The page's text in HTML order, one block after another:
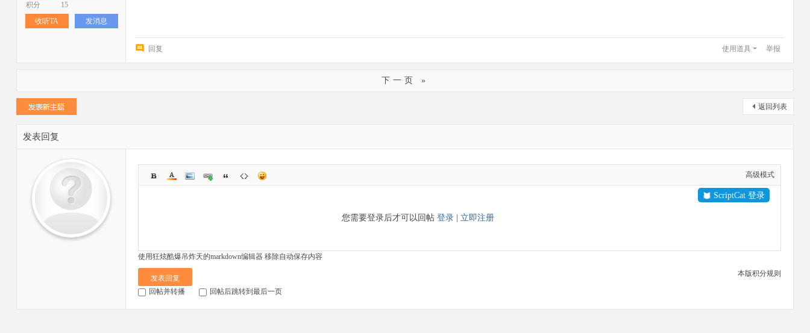
积分
15
收听TA
发消息
回复 使用道具 举报
下一页 »
返回列表
发表回复
高级模式
您需要登录后才可以回帖登录 立即注册
ScriptCat 登录
使用狂炫酷爆吊炸天的markdown编辑器 移除自动保存内容
本版积分规则
发表回复
回帖并转播
回帖后跳转到最后一页